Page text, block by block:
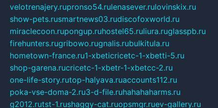
velotrenajery.rupronso54.rulenasever.rulovinskix.ru
show-pets.rusmartnews03.rudiscofoxworld.ru
miraclecoon.rupongup.ruhostel65.ruliura.ruglasspb.ru
firehunters.rugribowo.rugnalis.rubulkitula.ru
hometown-france.ru1-xbeticricetc-1-xbetti-5.ru
shop-garena.rucricetc-1-xbetr-1-xbetcc-2.ru
one-life-story.rutop-halyava.ruaccounts112.ru
poka-vse-doma-2.ru3-d-file.ruhahahaharms.ru
g2012.rutst-1.rushaggy-cat.ruopsmgr.ruev-gallery.ru